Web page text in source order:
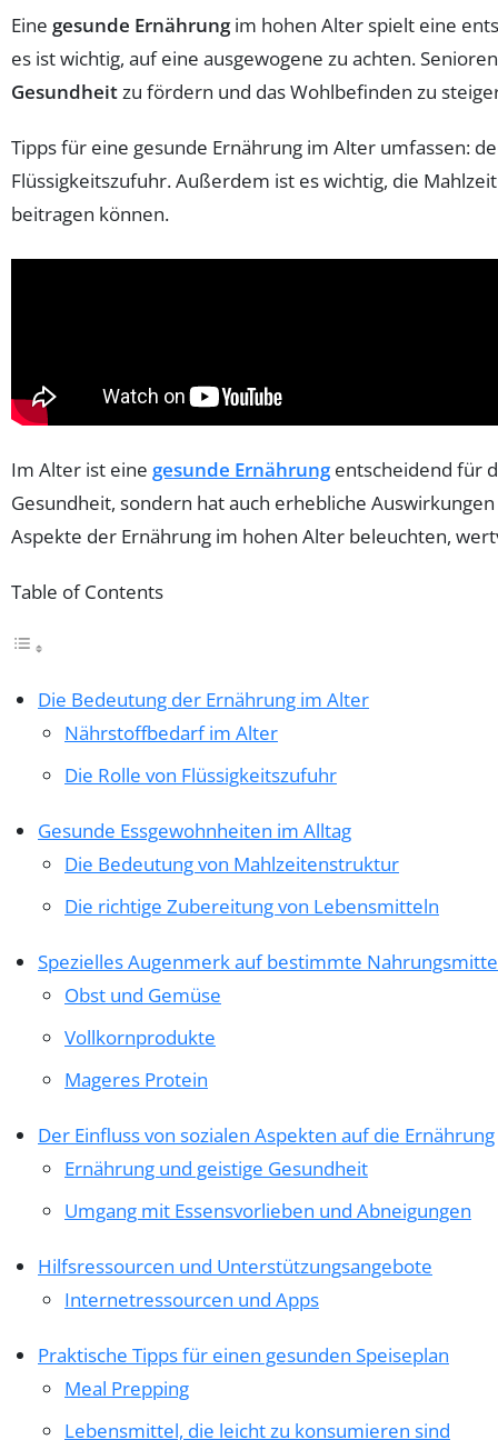
Eine gesunde Ernährungim hohen Alter spielt eine
es ist wichtig, auf eine ausgewogene zu achten.
Gesundheitzu fördern und das Wohlbefinden zu
Tipps für eine gesunde Ernährung im Alter umfassen:
Flüssigkeitszufuhr. Außerdem ist es wichtig, die
beitragen können.
Im Alter ist eine gesunde Ernährungentscheidend für
Gesundheit, sondern hat auch erhebliche
Aspekte der Ernährung im hohen Alter beleuchten,
Table of Contents
Die Bedeutung der Ernährung im Alter
Nährstoffbedarf im Alter
Die Rolle von Flüssigkeitszufuhr
Gesunde Essgewohnheiten im Alltag
Die Bedeutung von Mahlzeitenstruktur
Die richtige Zubereitung von Lebensmitteln
Spezielles Augenmerk auf bestimmte
Obst und Gemüse
Vollkornprodukte
Mageres Protein
Der Einfluss von sozialen Aspekten auf die Ernährung
Ernährung und geistige Gesundheit
Umgang mit Essensvorlieben und Abneigungen
Hilfsressourcen und Unterstützungsangebote
Internetressourcen und Apps
Praktische Tipps für einen gesunden Speiseplan
Meal Prepping
Lebensmittel, die leicht zu konsumieren sind